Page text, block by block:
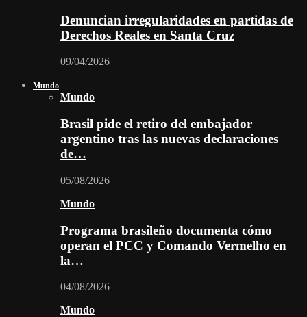
Denuncian irregularidades en partidas de
Derechos Reales en Santa Cruz
09/04/2026
Mundo
Mundo
Brasil pide el retiro del embajador
argentino tras las nuevas declaraciones
de…
05/08/2026
Mundo
Programa brasileño documenta cómo
operan el PCC y Comando Vermelho en
la…
04/08/2026
Mundo